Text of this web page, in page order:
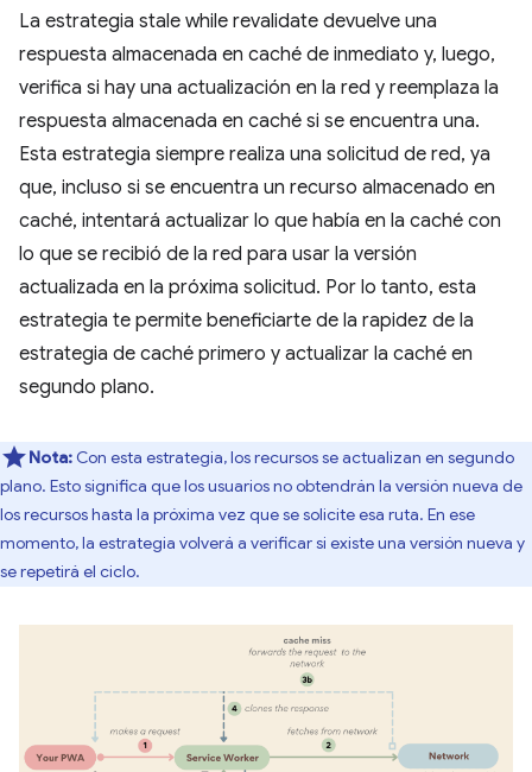
La estrategia stale while revalidate devuelve una
respuesta almacenada en caché de inmediato y, luego,
verifica si hay una actualización en la red y reemplaza la
respuesta almacenada en caché si se encuentra una.
Esta estrategia siempre realiza una solicitud de red, ya
que, incluso si se encuentra un recurso almacenado en
caché, intentará actualizar lo que había en la caché con
lo que se recibió de la red para usar la versión
actualizada en la próxima solicitud. Por lo tanto, esta
estrategia te permite beneficiarte de la rapidez de la
estrategia de caché primero y actualizar la caché en
segundo plano.
Nota: Con esta estrategia, los recursos se actualizan en segundo
plano. Esto significa que los usuarios no obtendrán la versión nueva de
los recursos hasta la próxima vez que se solicite esa ruta. En ese
momento, la estrategia volverá a verificar si existe una versión nueva y
se repetirá el ciclo.